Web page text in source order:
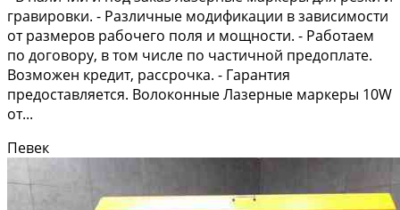
гравировки. - Различные модификации в зависимости
от размеров рабочего поля и мощности. - Работаем
по договору, в том числе по частичной предоплате.
Возможен кредит, рассрочка. - Гарантия
предоставляется. Волоконные Лазерные маркеры 10W
от...
Певек